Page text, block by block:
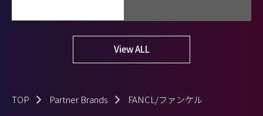
View ALL
TOP Partner Brands FANCL/ファンケル